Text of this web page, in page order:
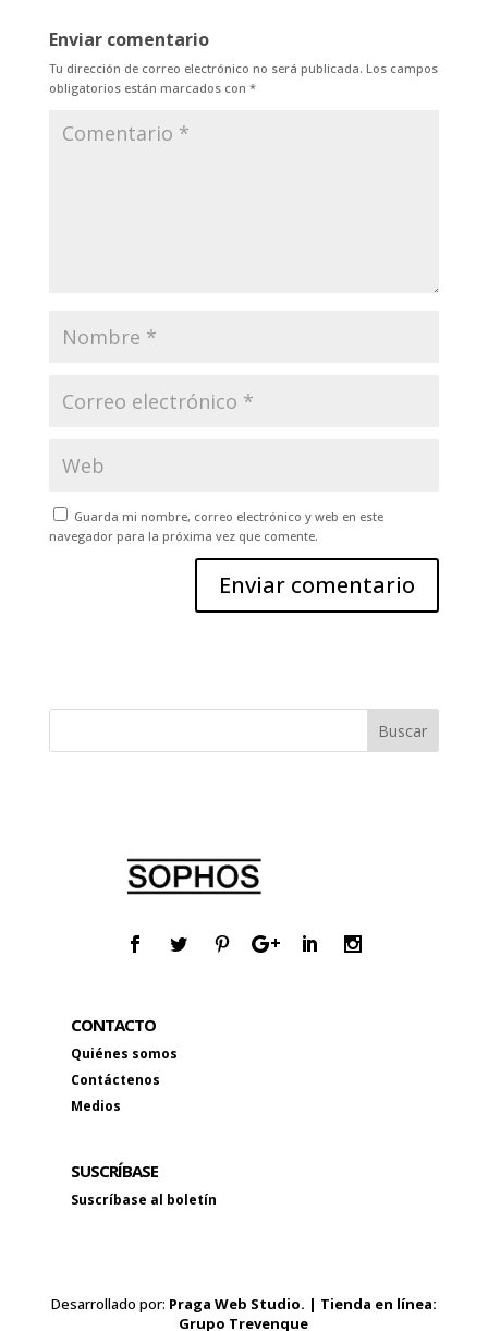
Enviar comentario
Tu dirección de correo electrónico no será publicada. Los campos
obligatorios están marcados con *
Guarda mi nombre, correo electrónico y web en este
navegador para la próxima vez que comente.
CONTACTO
Quiénes somos
Contáctenos
Medios
SUSCRÍBASE
Suscríbase al boletín
Desarrollado por: Praga Web Studio. | Tienda en línea:
Grupo Trevenque